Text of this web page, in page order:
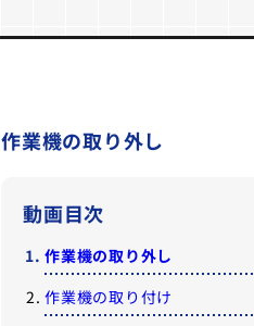
作業機の取り外し
動画目次
作業機の取り外し
作業機の取り付け